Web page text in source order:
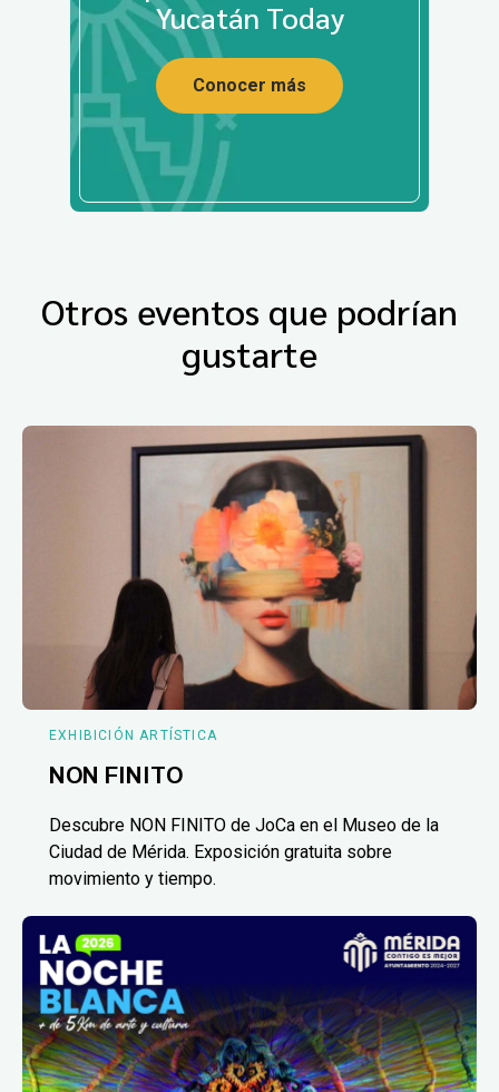
Yucatán Today
Conocer más
Otros eventos que podrían
gustarte
EXHIBICIÓN ARTÍSTICA
NON FINITO
Descubre NON FINITO de JoCa en el Museo de la
Ciudad de Mérida. Exposición gratuita sobre
movimiento y tiempo.